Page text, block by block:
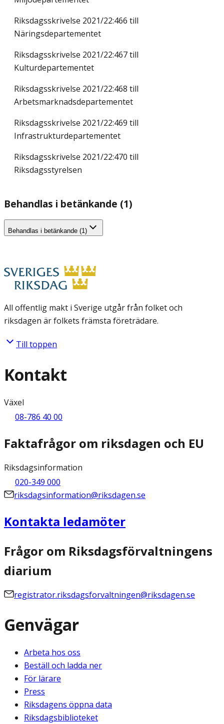
Riksdagsskrivelse 2021/22:466 till
Näringsdepartementet
Riksdagsskrivelse 2021/22:467 till
Kulturdepartementet
Riksdagsskrivelse 2021/22:468 till
Arbetsmarknadsdepartementet
Riksdagsskrivelse 2021/22:469 till
Infrastrukturdepartementet
Riksdagsskrivelse 2021/22:470 till
Riksdagsstyrelsen
Behandlas i betänkande (1)
Behandlas i betänkande (1)
All offentlig makt i Sverige utgår från folket och
riksdagen är folkets främsta företrädare.
Till toppen
Kontakt
Växel
08-786 40 00
Faktafrågor om riksdagen och EU
Riksdagsinformation
020-349 000
riksdagsinformation@riksdagen.se
Kontakta ledamöter
Frågor om Riksdagsförvaltningens
diarium
registrator.riksdagsforvaltningen@riksdagen.se
Genvägar
Arbeta hos oss
Beställ och ladda ner
För lärare
Press
Riksdagens öppna data
Riksdagsbiblioteket